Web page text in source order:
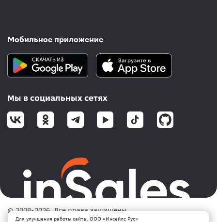
Мобильное приложение
Мы в социальных сетях
© 2008-2026. Все права защищены.
ООО «Инсейлс Рус» (InSales Rus LLC).
Для улучшения работы сайта, ООО «Инсейлс Рус»